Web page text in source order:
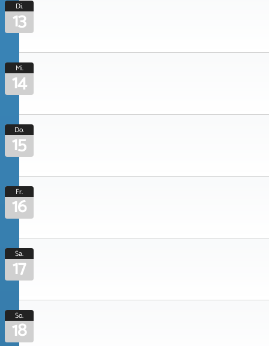
Di.
13
Mi.
14
Do.
15
Fr.
16
Sa.
17
So.
18